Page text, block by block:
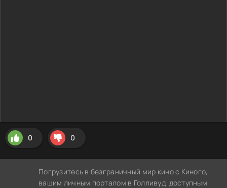
0 0
Погрузитесь в безграничный мир кино с Киного,
вашим личным порталом в Голливуд, доступным